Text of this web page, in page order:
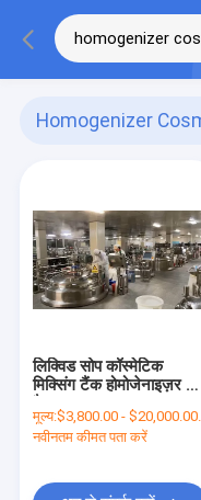
Homogenizer
लिक्विड सोप कॉस्मेटिक
मिक्सिंग टैंक होमोजेनाइज़र और
मूल्य:$3,800.00 - $20,000.00/Sets
नवीनतम कीमत पता करें